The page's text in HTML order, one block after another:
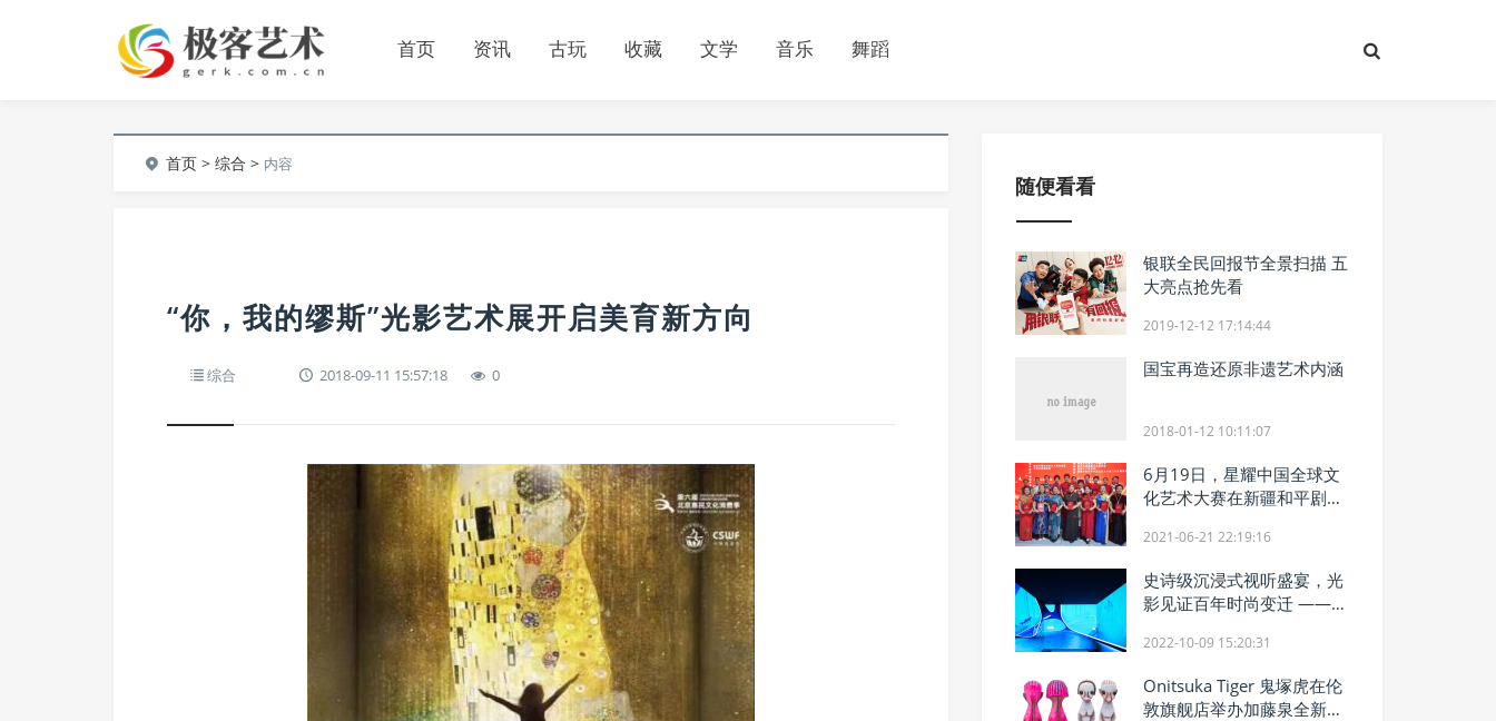
首页 资讯 古玩 收藏 文学 音乐 舞蹈
首页 >综合 > 内容
“你，我的缪斯”光影艺术展开启美育新方向
综合 2018-09-11 15:57:18 0
随便看看
银联全民回报节全景扫描 五
大亮点抢先看
2019-12-12 17:14:44
国宝再造还原非遗艺术内涵
2018-01-12 10:11:07
6月19日，星耀中国全球文
化艺术大赛在新疆和平剧院
2021-06-21 22:19:16
史诗级沉浸式视听盛宴，光
影见证百年时尚变迁 ——
秋10月登陆上海
2022-10-09 15:20:31
Onitsuka Tiger 鬼塚虎在伦
敦旗舰店举办加藤泉全新个